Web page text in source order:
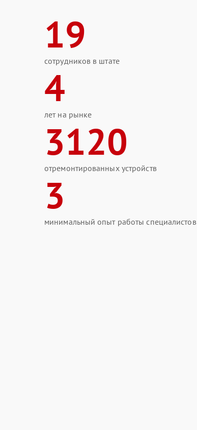
19
сотрудников в штате
4
лет на рынке
3120
отремонтированных устройств
3
минимальный опыт работы специалистов